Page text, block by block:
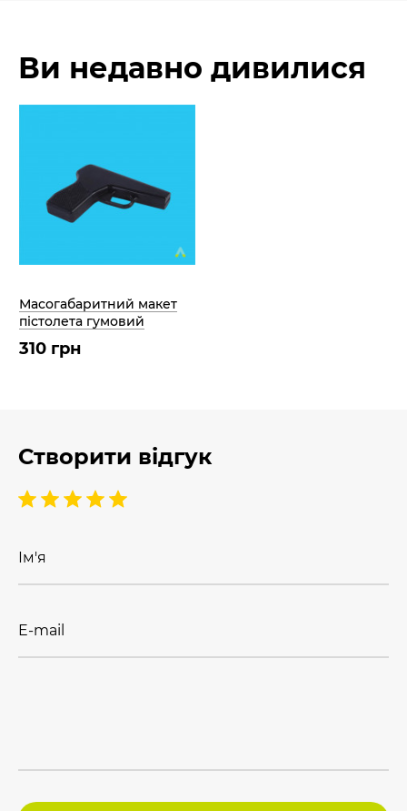
Ви недавно дивилися
Масогабаритний макет
пістолета гумовий
310 грн
Створити відгук
Ім'я
E-mail